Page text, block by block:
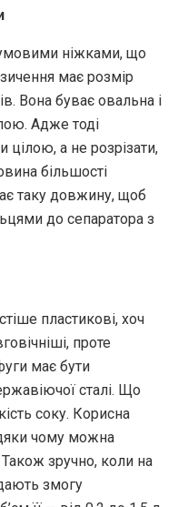
ніжками, що
має розмір
Вона буває овальна і
Адже тоді
а не розрізати,
більшості
таку довжину, щоб
до сепаратора з
пластикові, хоч
проте
має бути
сталі. Що
соку. Корисна
чому можна
Також зручно, коли на
змогу